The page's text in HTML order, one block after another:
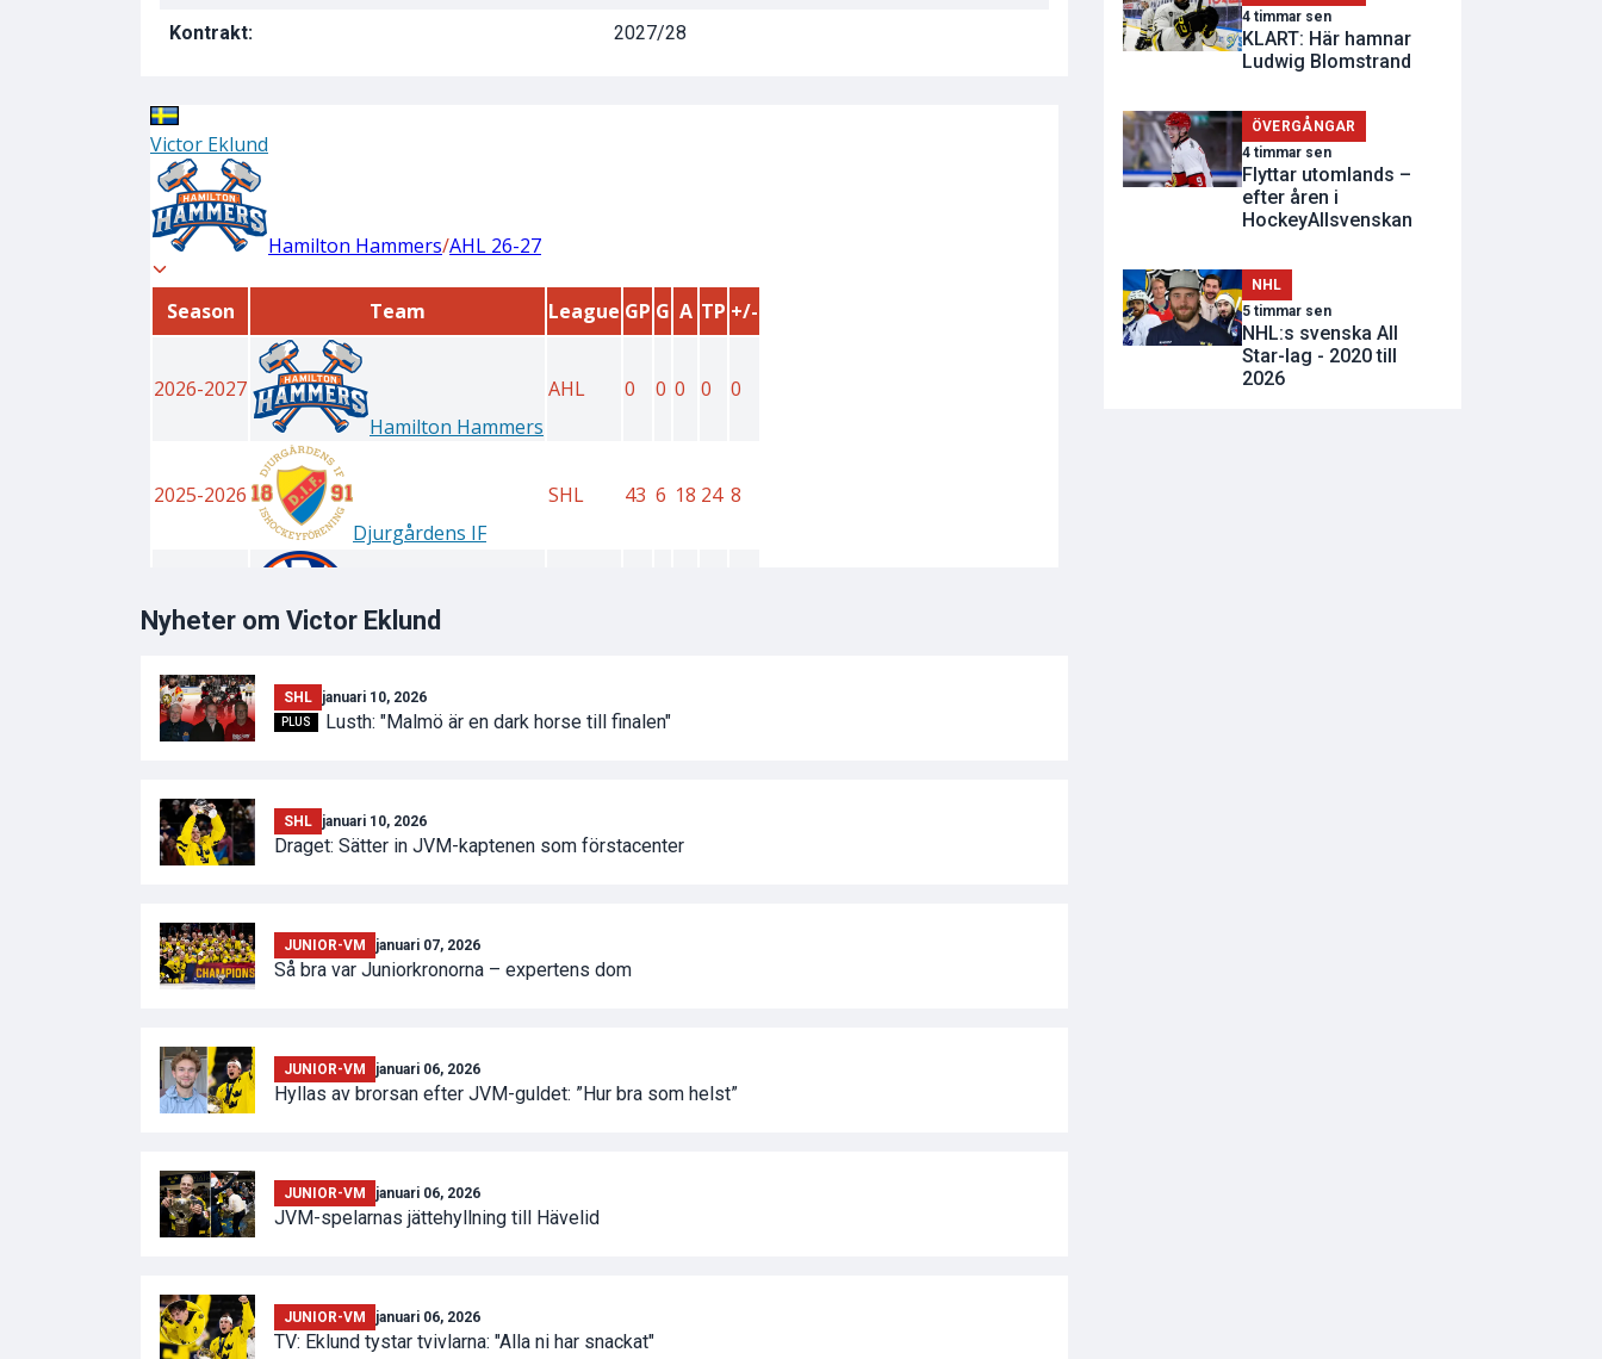
Kontrakt: 2027/28
Nyheter om Victor Eklund
SHL januari 10, 2026
PLUS Lusth: "Malmö är en dark horse till finalen"
SHL januari 10, 2026
Draget: Sätter in JVM-kaptenen som förstacenter
JUNIOR-VM januari 07, 2026
Så bra var Juniorkronorna – expertens dom
JUNIOR-VM januari 06, 2026
Hyllas av brorsan efter JVM-guldet: ”Hur bra som helst”
JUNIOR-VM januari 06, 2026
JVM-spelarnas jättehyllning till Hävelid
JUNIOR-VM januari 06, 2026
TV: Eklund tystar tvivlarna: "Alla ni har snackat"
4 timmar sen
KLART: Här hamnar
Ludwig Blomstrand
ÖVERGÅNGAR
4 timmar sen
Flyttar utomlands –
efter åren i
HockeyAllsvenskan
NHL
5 timmar sen
NHL:s svenska All
Star-lag - 2020 till
2026